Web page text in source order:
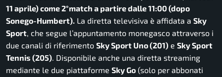
11 aprile) come 2°match a partire dalle 11:00 (dopo
Sonego-Humbert). La diretta televisiva è affidata a Sky
Sport, che segue l’appuntamento monegasco attraverso i
due canali di riferimento Sky Sport Uno (201) e Sky Sport
Tennis (205). Disponibile anche una diretta streaming
mediante le due piattaforme Sky Go (solo per abbonati